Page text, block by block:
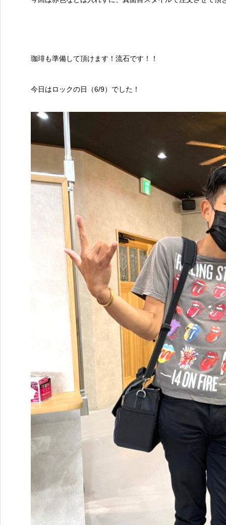
珈琲も準備して頂けます！流石です！！
今日はロックの日（6/9）でした！